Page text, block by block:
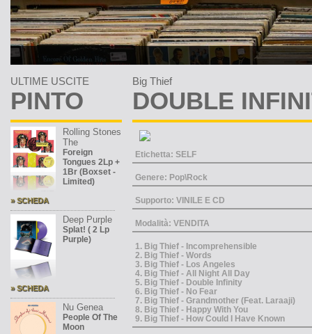
ULTIME USCITE
PINTO
Rolling Stones
The
Foreign
Tongues 2Lp +
1Br (Boxset -
Limited)
» SCHEDA
Deep Purple
Splat! ( 2 Lp
Purple)
» SCHEDA
Nu Genea
People Of The
Moon
Big Thief
DOUBLE
Etichetta: SELF
Genere: Pop\Rock
Supporto: VINILE E CD
Modalità: VENDITA
1. Big Thief - Incomprehensible
2. Big Thief - Words
3. Big Thief - Los Angeles
4. Big Thief - All Night All Day
5. Big Thief - Double Infinity
6. Big Thief - No Fear
7. Big Thief - Grandmother (Feat. Laraaji)
8. Big Thief - Happy With You
9. Big Thief - How Could I Have Known